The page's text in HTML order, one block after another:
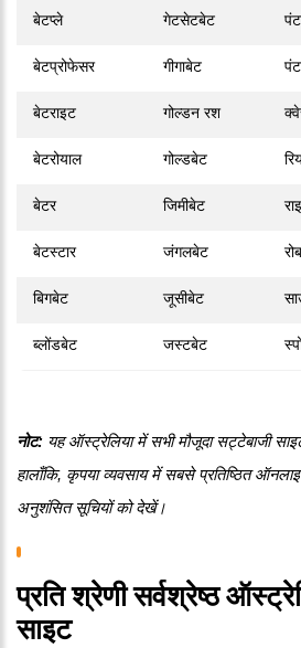
बेटप्ले गेटसेटबेट
बेटप्रोफेसर गीगाबेट
बेटराइट गोल्डन रश
बेटरोयाल गोल्डबेट
बेटर जिमीबेट
बेटस्टार जंगलबेट
बिगबेट जूसीबेट
ब्लोंडबेट जस्टबेट
नोट: यह ऑस्ट्रेलिया में सभी मौजूदा सट्टेबाजी
हालाँकि, कृपया व्यवसाय में सबसे प्रतिष्ठित
अनुशंसित सूचियों को देखें।
प्रति श्रेणी सर्वश्रेष्ठ
साइट